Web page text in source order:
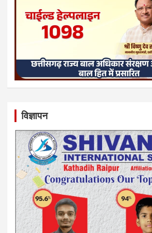
विज्ञापन